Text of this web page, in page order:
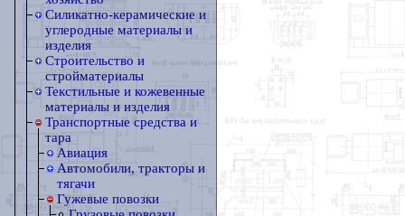
Силикатно-керамические и
углеродные материалы и
изделия
Строительство и
стройматериалы
Текстильные и кожевенные
материалы и изделия
Транспортные средства и
тара
Авиация
Автомобили, тракторы и
тягачи
Гужевые повозки